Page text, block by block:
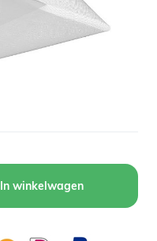
In winkelwagen